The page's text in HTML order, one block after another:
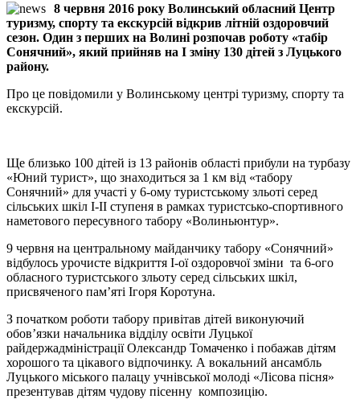
8 червня 2016 року Волинський обласний Центр
туризму, спорту та екскурсій відкрив літній оздоровчий
сезон. Один з перших на Волині розпочав роботу «табір
Сонячний», який прийняв на І зміну 130 дітей з Луцького
району.
Про це повідомили у Волинському центрі туризму, спорту та
екскурсій.
Ще близько 100 дітей із 13 районів області прибули на турбазу
«Юний турист», що знаходиться за 1 км від «табору
Сонячний» для участі у 6-ому туристському зльоті серед
сільських шкіл І-ІІ ступеня в рамках туристсько-спортивного
наметового пересувного табору «Волиньюнтур».
9 червня на центральному майданчику табору «Сонячний»
відбулось урочисте відкриття І-ої оздоровчої зміни та 6-ого
обласного туристського зльоту серед сільських шкіл,
присвяченого пам’яті Ігоря Коротуна.
З початком роботи табору привітав дітей виконуючий
обов’язки начальника відділу освіти Луцької
райдержадміністрації Олександр Томаченко і побажав дітям
хорошого та цікавого відпочинку. А вокальний ансамбль
Луцького міського палацу учнівської молоді «Лісова пісня»
презентував дітям чудову пісенну композицію.